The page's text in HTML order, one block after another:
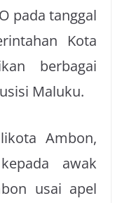
pada tanggal
Kota
berbagai
Maluku.
Ambon,
awak
usai apel